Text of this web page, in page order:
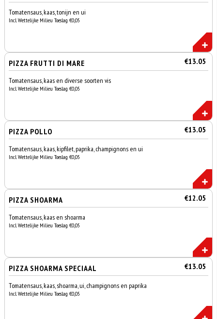
Tomatensaus, kaas, tonijn en ui
Incl. Wettelijke Milieu Toeslag €0,05
PIZZA FRUTTI DI MARE €13.05
Tomatensaus, kaas en diverse soorten vis
Incl. Wettelijke Milieu Toeslag €0,05
PIZZA POLLO €13.05
Tomatensaus, kaas, kipfilet, paprika, champignons en ui
Incl. Wettelijke Milieu Toeslag €0,05
PIZZA SHOARMA €12.05
Tomatensaus, kaas en shoarma
Incl. Wettelijke Milieu Toeslag €0,05
PIZZA SHOARMA SPECIAAL €13.05
Tomatensaus, kaas, shoarma, ui, champignons en paprika
Incl. Wettelijke Milieu Toeslag €0,05